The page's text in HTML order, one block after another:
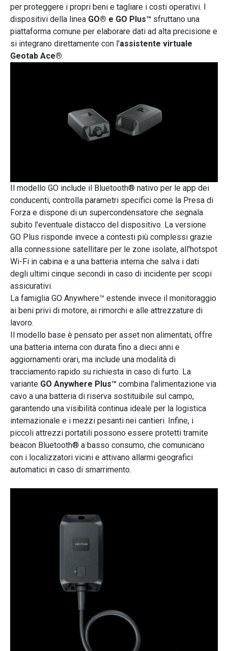
per proteggere i propri beni e tagliare i costi operativi. I
dispositivi della linea GO® e GO Plus™ sfruttano una
piattaforma comune per elaborare dati ad alta precisione e
si integrano direttamente con l'assistente virtuale
Geotab Ace®.
Il modello GO include il Bluetooth® nativo per le app dei
conducenti, controlla parametri specifici come la Presa di
Forza e dispone di un supercondensatore che segnala
subito l'eventuale distacco del dispositivo. La versione
GO Plus risponde invece a contesti più complessi grazie
alla connessione satellitare per le zone isolate, all'hotspot
Wi-Fi in cabina e a una batteria interna che salva i dati
degli ultimi cinque secondi in caso di incidente per scopi
assicurativi.
La famiglia GO Anywhere™ estende invece il monitoraggio
ai beni privi di motore, ai rimorchi e alle attrezzature di
lavoro.
Il modello base è pensato per asset non alimentati, offre
una batteria interna con durata fino a dieci anni e
aggiornamenti orari, ma include una modalità di
tracciamento rapido su richiesta in caso di furto. La
variante GO Anywhere Plus™ combina l'alimentazione via
cavo a una batteria di riserva sostituibile sul campo,
garantendo una visibilità continua ideale per la logistica
internazionale e i mezzi pesanti nei cantieri. Infine, i
piccoli attrezzi portatili possono essere protetti tramite
beacon Bluetooth® a basso consumo, che comunicano
con i localizzatori vicini e attivano allarmi geografici
automatici in caso di smarrimento.